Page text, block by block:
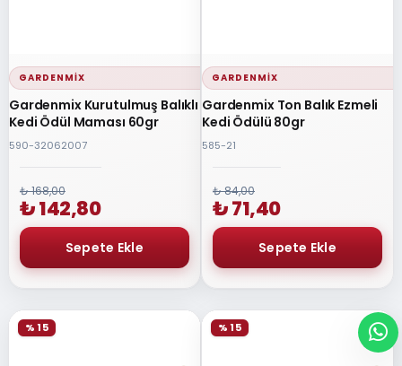
GARDENMIX
Gardenmix Kurutulmuş Balıklı
Kedi Ödül Maması 60gr
590-32062007
₺ 168,00
₺ 142,80
GARDENMIX
Gardenmix Ton Balık Ezmeli
Kedi Ödülü 80gr
585-21
₺ 84,00
₺ 71,40
% 15 % 15